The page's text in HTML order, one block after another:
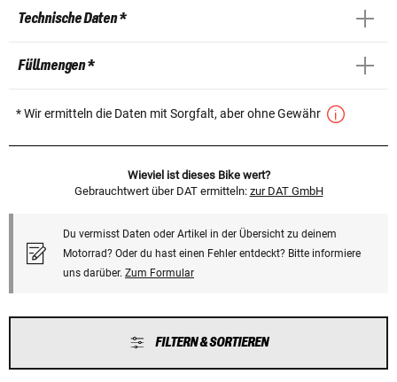
Technische Daten *
Füllmengen *
* Wir ermitteln die Daten mit Sorgfalt, aber ohne Gewähr
Wieviel ist dieses Bike wert?
Gebrauchtwert über DAT ermitteln: zur DAT GmbH
Du vermisst Daten oder Artikel in der Übersicht zu deinem
Motorrad? Oder du hast einen Fehler entdeckt? Bitte informiere
uns darüber. Zum Formular
FILTERN & SORTIEREN